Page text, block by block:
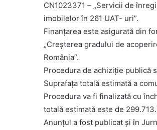
CN1023371 – „Servicii de
imobilelor în 261 UAT- uri”.
Finanțarea este asigurată din
„Creșterea gradului de
România”.
Procedura de achiziție publică
Suprafața totală estimată a
Procedura va fi finalizată cu
totală estimată este de
Anunțul a fost publicat și în